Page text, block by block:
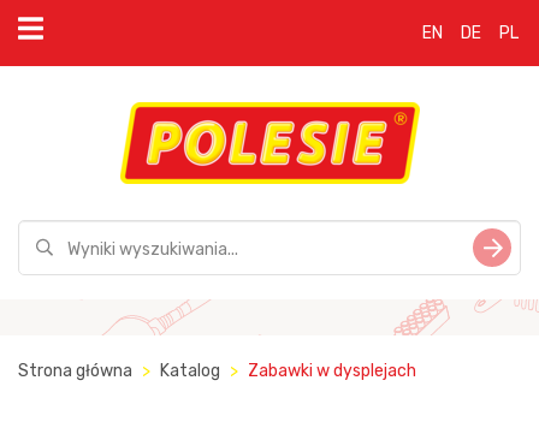
EN DE PL
Strona główna Katalog Zabawki w dysplejach